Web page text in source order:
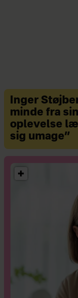
Inger
minde fra
oplevelse
sig umage”